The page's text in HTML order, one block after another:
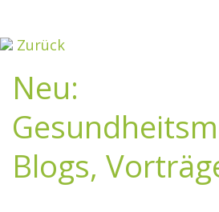
Zurück
Neu:
Blogs,